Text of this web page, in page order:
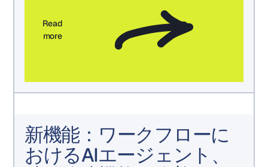
Read
more
新機能：ワークフローに
おけるAIエージェント、